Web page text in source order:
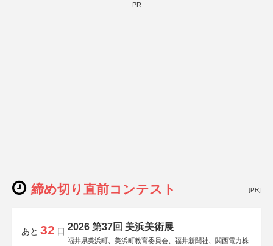
PR
締め切り直前コンテスト [PR]
あと 32 日 2026 第37回 美浜美術展
福井県美浜町、美浜町教育委員会、福井新聞社、関西電力株